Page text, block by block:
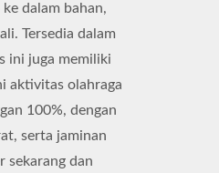
dalam bahan,
Tersedia dalam
ini juga memiliki
aktivitas olahraga
100%, dengan
serta jaminan
sekarang dan